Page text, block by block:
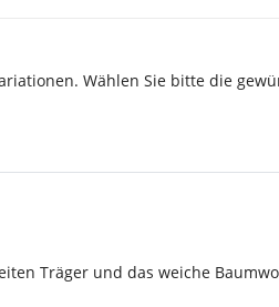
Wählen Sie bitte die
Träger und das weiche